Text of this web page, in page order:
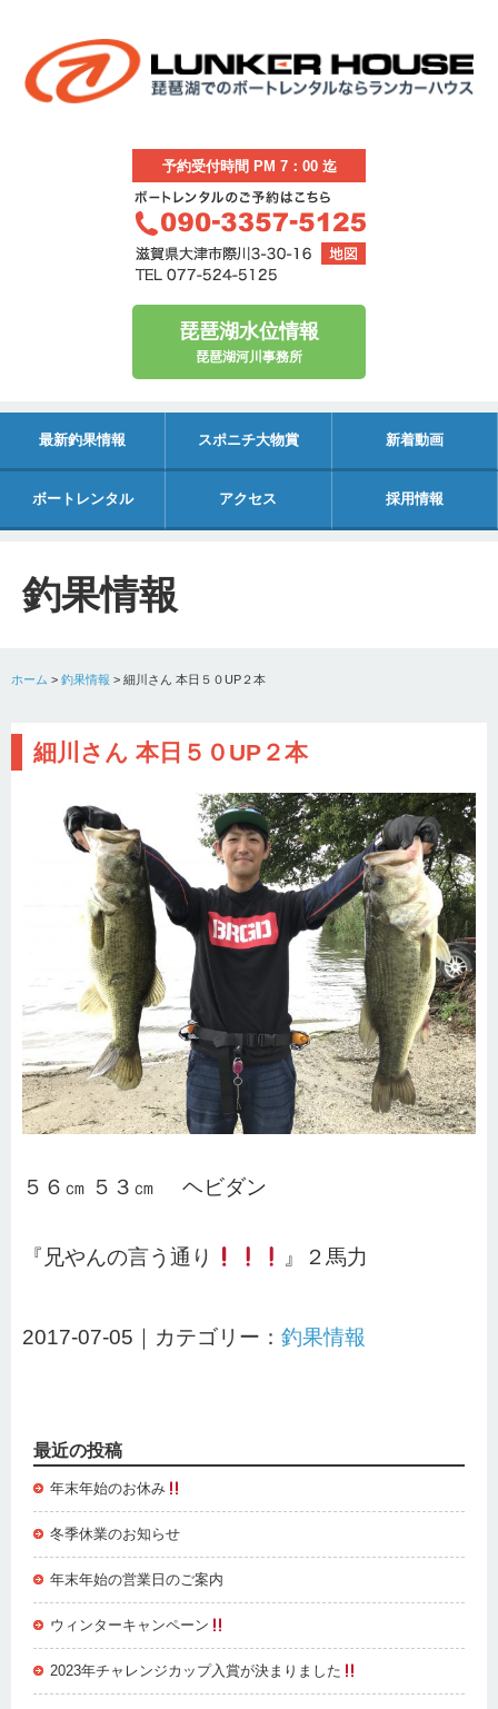
予約受付時間 PM 7：00 迄
琵琶湖水位情報
琵琶湖河川事務所
最新釣果情報 スポニチ大物賞 新着動画
ボートレンタル アクセス 採用情報
釣果情報
ホーム > 釣果情報 > 細川さん 本日５０UP２本
細川さん 本日５０UP２本
５６㎝ ５３㎝ ヘビダン
『兄やんの言う通り 』２馬力
2017-07-05｜カテゴリー： 釣果情報
最近の投稿
年末年始のお休み
冬季休業のお知らせ
年末年始の営業日のご案内
ウィンターキャンペーン
2023年チャレンジカップ入賞が決まりました